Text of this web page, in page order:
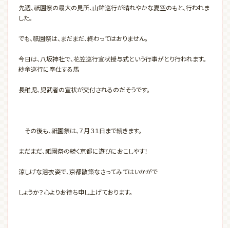
先週、祇園祭の最大の見所、山鉾巡行が晴れやかな夏空のもと、行われま
した。
でも、祇園祭は、まだまだ、終わってはおりません。
今日は、八坂神社で、花笠巡行宣状授与式という行事がとり行われます。
紗傘巡行に奉仕する馬
長稚児、児武者の宣状が交付されるのだそうです。
その後も、祇園祭は、７月３１日まで続きます。
まだまだ、祇園祭の続く京都に遊びにおこしやす！
涼しげな浴衣姿で、京都散策なさってみてはいかがで
しょうか？心よりお待ち申し上げております。